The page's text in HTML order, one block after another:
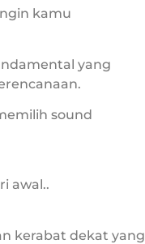
kamu
yang
sound
awal..
kerabat dekat yang